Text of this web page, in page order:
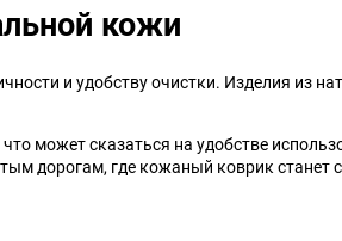
кожи
и удобству очистки. Изделия из
может сказаться на удобстве
дорогам, где кожаный коврик